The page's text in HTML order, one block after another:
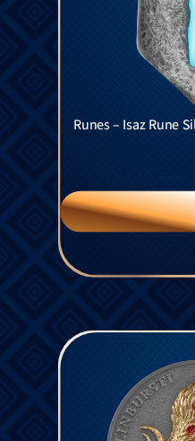
Runes – Isaz Rune